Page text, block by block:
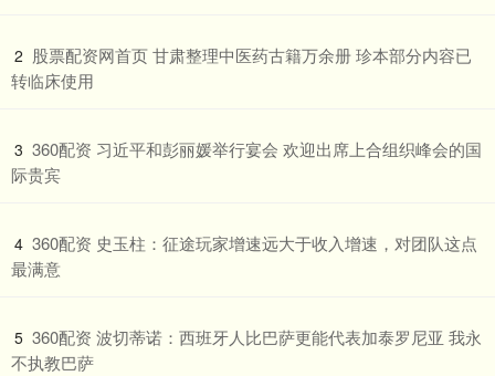
2 ​股票配资网首页 甘肃整理中医药古籍万余册 珍本部分内容已
转临床使用
3 ​360配资 习近平和彭丽媛举行宴会 欢迎出席上合组织峰会的国
际贵宾
4 ​360配资 史玉柱：征途玩家增速远大于收入增速，对团队这点
最满意
5 ​360配资 波切蒂诺：西班牙人比巴萨更能代表加泰罗尼亚 我永
不执教巴萨